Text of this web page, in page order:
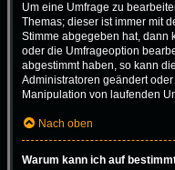
Um eine Umfrage zu
Themas; dieser ist immer mit
Stimme abgegeben hat, dann
oder die Umfrageoption
abgestimmt haben, so kann
Administratoren geändert
Manipulation von laufenden
Nach oben
Warum kann ich auf